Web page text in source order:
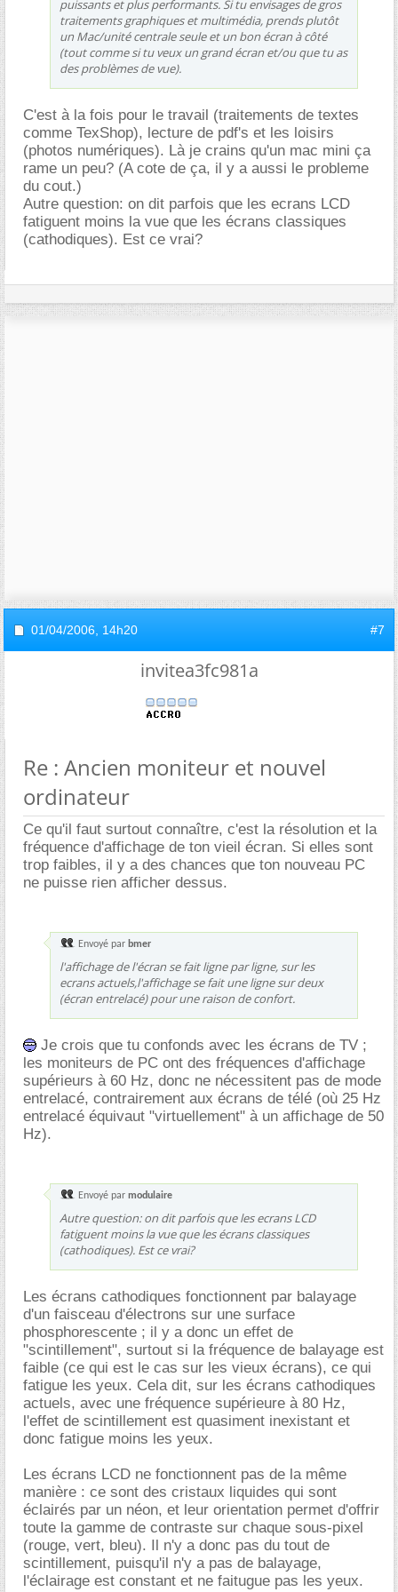
puissants et plus performants. Si tu envisages de gros
traitements graphiques et multimédia, prends plutôt
un Mac/unité centrale seule et un bon écran à côté
(tout comme si tu veux un grand écran et/ou que tu as
des problèmes de vue).
C'est à la fois pour le travail (traitements de textes
comme TexShop), lecture de pdf's et les loisirs
(photos numériques). Là je crains qu'un mac mini ça
rame un peu? (A cote de ça, il y a aussi le probleme
du cout.)
Autre question: on dit parfois que les ecrans LCD
fatiguent moins la vue que les écrans classiques
(cathodiques). Est ce vrai?
01/04/2006, 14h20 #7
invitea3fc981a
Re : Ancien moniteur et nouvel
ordinateur
Ce qu'il faut surtout connaître, c'est la résolution et la
fréquence d'affichage de ton vieil écran. Si elles sont
trop faibles, il y a des chances que ton nouveau PC
ne puisse rien afficher dessus.
Envoyé par bmer
l'affichage de l'écran se fait ligne par ligne, sur les
ecrans actuels,l'affichage se fait une ligne sur deux
(écran entrelacé) pour une raison de confort.
Je crois que tu confonds avec les écrans de TV ;
les moniteurs de PC ont des fréquences d'affichage
supérieurs à 60 Hz, donc ne nécessitent pas de mode
entrelacé, contrairement aux écrans de télé (où 25 Hz
entrelacé équivaut "virtuellement" à un affichage de 50
Hz).
Envoyé par modulaire
Autre question: on dit parfois que les ecrans LCD
fatiguent moins la vue que les écrans classiques
(cathodiques). Est ce vrai?
Les écrans cathodiques fonctionnent par balayage
d'un faisceau d'électrons sur une surface
phosphorescente ; il y a donc un effet de
"scintillement", surtout si la fréquence de balayage est
faible (ce qui est le cas sur les vieux écrans), ce qui
fatigue les yeux. Cela dit, sur les écrans cathodiques
actuels, avec une fréquence supérieure à 80 Hz,
l'effet de scintillement est quasiment inexistant et
donc fatigue moins les yeux.
Les écrans LCD ne fonctionnent pas de la même
manière : ce sont des cristaux liquides qui sont
éclairés par un néon, et leur orientation permet d'offrir
toute la gamme de contraste sur chaque sous-pixel
(rouge, vert, bleu). Il n'y a donc pas du tout de
scintillement, puisqu'il n'y a pas de balayage,
l'éclairage est constant et ne faitugue pas les yeux.